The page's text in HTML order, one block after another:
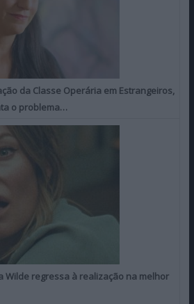
da Classe Operária em Estrangeiros,
o problema…
Wilde regressa à realização na melhor